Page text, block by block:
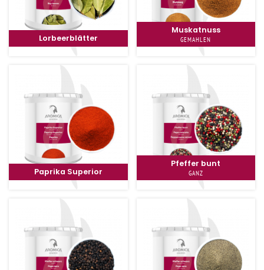
Lorbeerblätter
Muskatnuss
GEMAHLEN
Paprika Superior
Pfeffer bunt
GANZ